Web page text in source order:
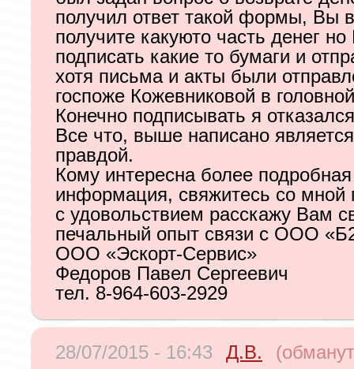
получил ответ такой формы, Вы
получите какуюто часть денег
подписать какие то бумаги и
хотя письма и акты были
госпоже Кожевниковой в
Конечно подписывать я
Все что, выше написано
правдой.
Кому интересна более подробная
информация, свяжитесь со мной
с удовольствием расскажу Вам
печальный опыт связи с ООО
ООО «Эскорт-Сервис»
Федоров Павел Сергеевич
тел. 8-964-603-2929
28/07/2015 - 16:43 Д.В.